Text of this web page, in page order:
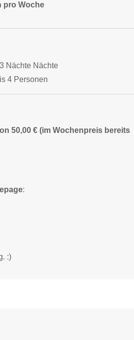
pro Woche
Nächte Nächte
4 Personen
50,00 € (im Wochenpreis bereits
:
:)